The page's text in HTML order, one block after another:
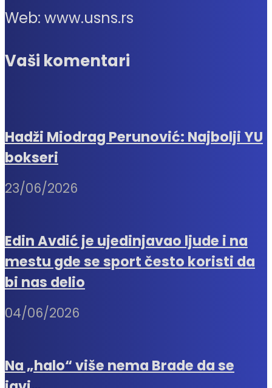
Web: www.usns.rs
Vaši komentari
Hadži Miodrag Perunović: Najbolji YU
bokseri
23/06/2026
Edin Avdić je ujedinjavao ljude i na
mestu gde se sport često koristi da
bi nas delio
04/06/2026
Na „halo“ više nema Brade da se